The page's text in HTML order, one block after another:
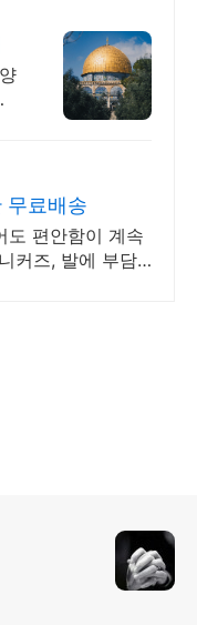
무료배송
도 편안함이 계속
커즈, 발에 부담